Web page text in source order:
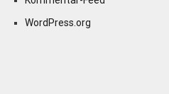
WordPress.org